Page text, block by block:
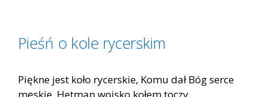
Pieśń o kole rycerskim
Piękne jest koło rycerskie, Komu dał Bóg serce
męskie, Hetman wojsko kołem toczy